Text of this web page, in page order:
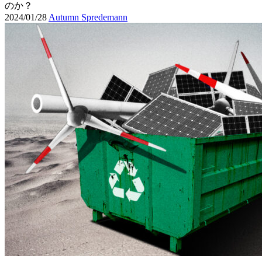
のか？
2024/01/28 Autumn Spredemann